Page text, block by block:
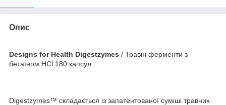
Опис
Designs for Health Digestzymes / Травні ферменти з
бетаїном HCl 180 капсул
Digestzymes™ складається із запатентованої суміші травних